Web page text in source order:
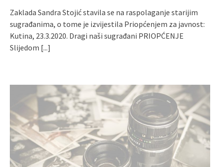
Zaklada Sandra Stojić stavila se na raspolaganje starijim
sugrađanima, o tome je izvijestila Priopćenjem za javnost:
Kutina, 23.3.2020. Dragi naši sugrađani PRIOPĆENJE
Slijedom [...]